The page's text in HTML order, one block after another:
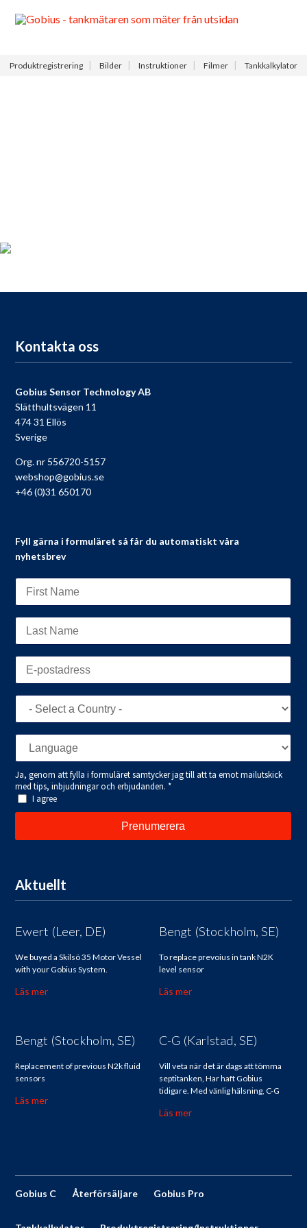
Produktregistrering Bilder Instruktioner Filmer Tankkalkylator
Kontakta oss
Gobius Sensor Technology AB
Slätthultsvägen 11
474 31 Ellös
Sverige
Org. nr 556720-5157
webshop@gobius.se
+46 (0)31 650170
Fyll gärna i formuläret så får du automatiskt våra
nyhetsbrev
Aktuellt
Ewert (Leer, DE)
We buyed a Skilsö 35 Motor Vessel
with your Gobius System.
Läs mer
Bengt (Stockholm, SE)
To replace prevoius in tank N2K
level sensor
Läs mer
Bengt (Stockholm, SE)
Replacement of previous N2k fluid
sensors
Läs mer
C-G (Karlstad, SE)
Vill veta när det är dags att tömma
septitanken, Har haft Gobius
tidigare. Med vänlig hälsning, C-G
Läs mer
Gobius C Återförsäljare Gobius Pro